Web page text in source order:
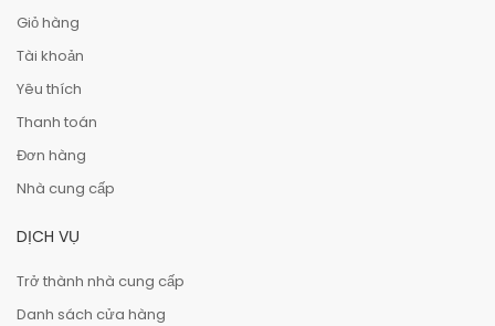
Giỏ hàng
Tài khoản
Yêu thích
Thanh toán
Đơn hàng
Nhà cung cấp
DỊCH VỤ
Trở thành nhà cung cấp
Danh sách cửa hàng